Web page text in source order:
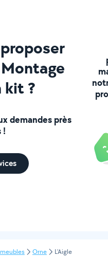
kit ?
demandes près
!
Orne L'Aigle